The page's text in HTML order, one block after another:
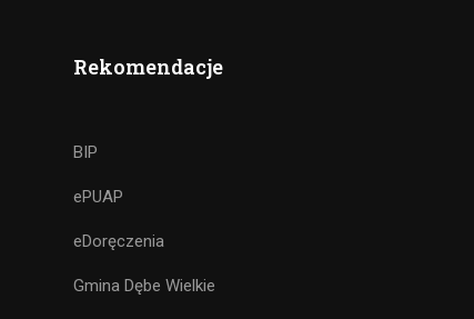
Rekomendacje
BIP
ePUAP
eDoręczenia
Gmina Dębe Wielkie